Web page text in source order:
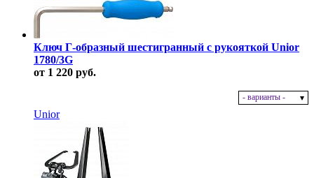
Ключ Г-образный шестигранный с рукояткой Unior
1780/3G
от 1 220 руб.
- варианты -
Unior